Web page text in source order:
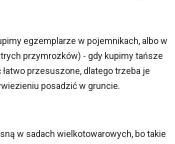
egzemplarze w pojemnikach, albo w
przymrozków) - gdy kupimy tańsze
przesuszone, dlatego trzeba je
posadzić w gruncie.
w sadach wielkotowarowych, bo takie